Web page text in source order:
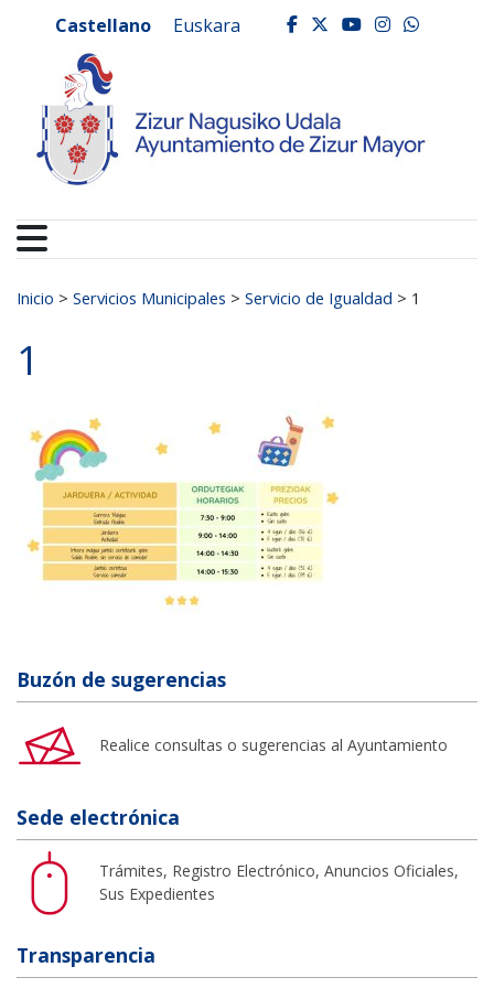
Ayuntamiento de
Castellano Euskara facebook
twitter
youtube
Buscar:
Inicio > Servicios Municipales > Servicio de Igualdad > 1
1
Buzón de sugerencias
Realice consultas o sugerencias al Ayuntamiento
Sede electrónica
Trámites, Registro Electrónico, Anuncios Oficiales,
Sus Expedientes
Transparencia